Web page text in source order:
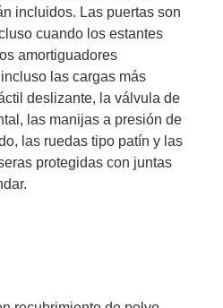
incluidos. Las puertas son
cuando los estantes
amortiguadores
las cargas más
deslizante, la válvula de
las manijas a presión de
las ruedas tipo patín y las
protegidas con juntas